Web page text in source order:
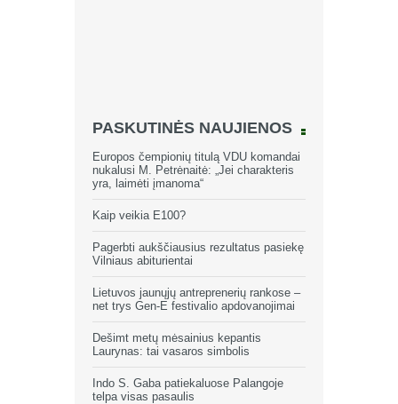
PASKUTINĖS NAUJIENOS
Europos čempionių titulą VDU komandai
nukalusi M. Petrėnaitė: „Jei charakteris
yra, laimėti įmanoma“
Kaip veikia E100?
Pagerbti aukščiausius rezultatus pasiekę
Vilniaus abiturientai
Lietuvos jaunųjų antreprenerių rankose –
net trys Gen-E festivalio apdovanojimai
Dešimt metų mėsainius kepantis
Laurynas: tai vasaros simbolis
Indo S. Gaba patiekaluose Palangoje
telpa visas pasaulis